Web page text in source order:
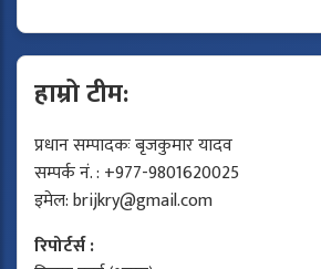
हाम्रो टीम:
प्रधान सम्पादकः बृजकुमार यादव
सम्पर्क नं. : +977-9801620025
इमेल:brijkry@gmail.com
रिपोर्टर्स :